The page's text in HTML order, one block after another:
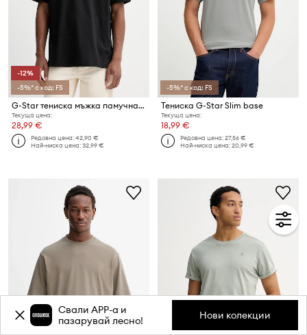
-12%
-5%* с код: FS
G-Star тениска мъжка памучна Relaxed base
Текуща цена:
28,99 €
Редовна цена:42,90 €
Най-ниска цена:32,99 €
-5%* с код: FS
Тениска G-Star Slim base
Текуща цена:
18,99 €
Редовна цена:27,56 €
Най-ниска цена:20,99 €
Свали APP-a и
пазарувай лесно!
Нови колекции